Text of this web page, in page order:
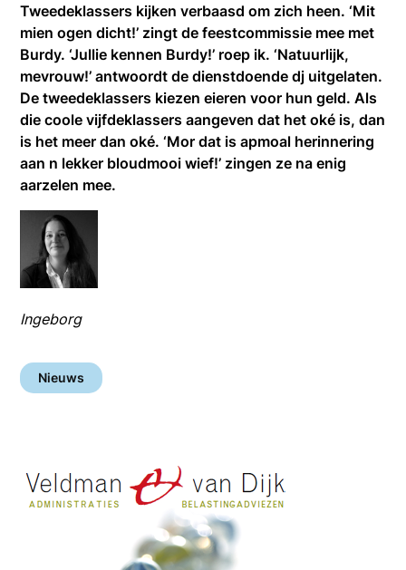
Tweedeklassers kijken verbaasd om zich heen. ‘Mit
mien ogen dicht!’ zingt de feestcommissie mee met
Burdy. ‘Jullie kennen Burdy!’ roep ik. ‘Natuurlijk,
mevrouw!’ antwoordt de dienstdoende dj uitgelaten.
De tweedeklassers kiezen eieren voor hun geld. Als
die coole vijfdeklassers aangeven dat het oké is, dan
is het meer dan oké. ‘Mor dat is apmoal herinnering
aan n lekker bloudmooi wief!’ zingen ze na enig
aarzelen mee.
Ingeborg
Nieuws